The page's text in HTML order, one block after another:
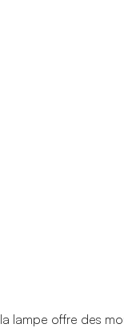
lampe offre des